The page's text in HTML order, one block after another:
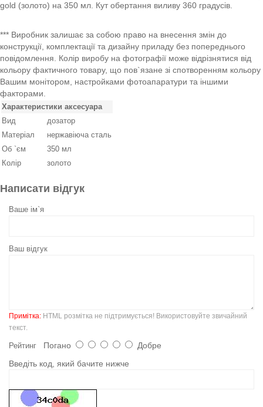
gold (золото) на 350 мл. Кут обертання виливу 360 градусів.
*** Виробник залишає за собою право на внесення змін до
конструкції, комплектації та дизайну приладу без попереднього
повідомлення. Колір виробу на фотографії може відрізнятися від
кольору фактичного товару, що пов`язане зі спотворенням кольору
Вашим монітором, настройками фотоапаратури та іншими
факторами.
Характеристики аксесуара
Вид
дозатор
Матеріал
нержавіюча сталь
Об `єм
350 мл
Колір
золото
Написати відгук
Ваше ім`я
Ваш відгук
Примітка: HTML розмітка не підтримується! Використовуйте звичайний
текст.
Рейтинг Погано
Добре
Введіть код, який бачите нижче